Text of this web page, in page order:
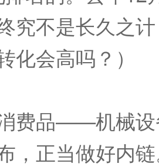
究不是长久之
化会高吗？）
费品——机械设
，正当做好内